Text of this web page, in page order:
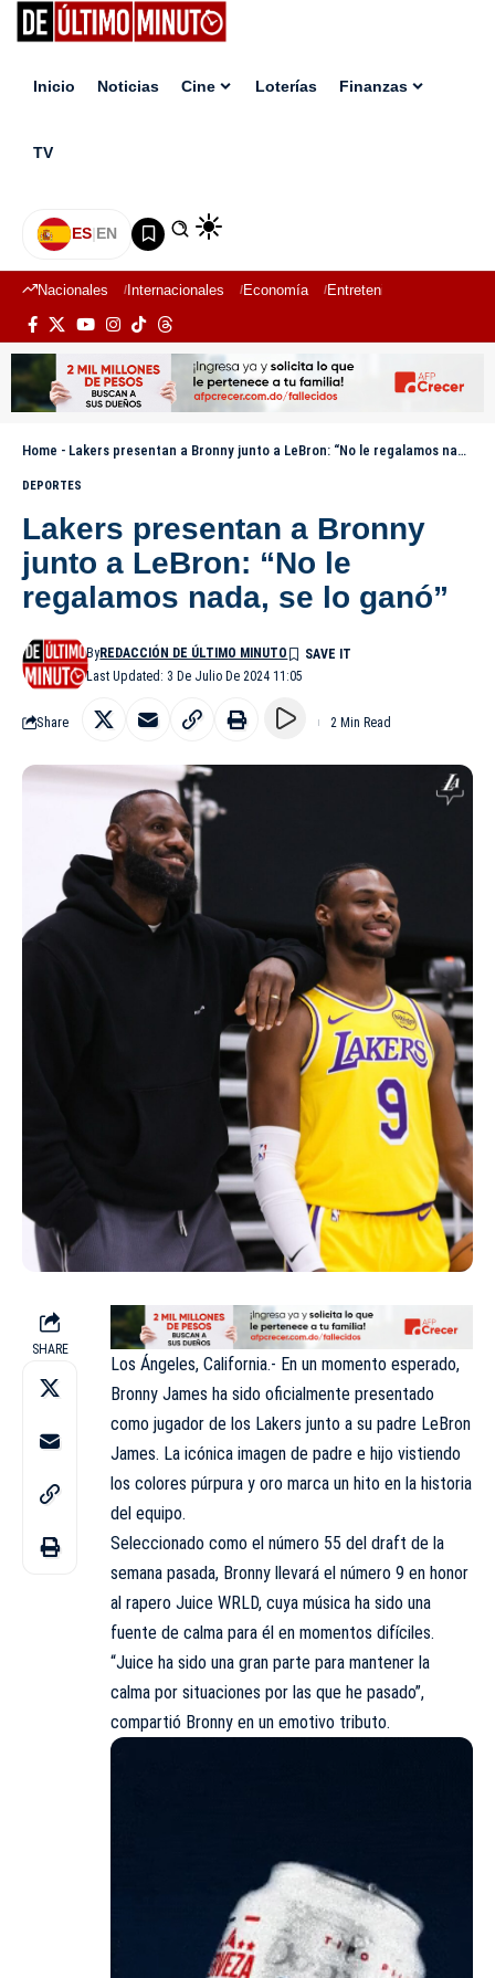
Inicio Noticias Cine Loterías Finanzas
TV
ES|EN
Nacionales Internacionales Economía Entretenimiento
Home - Lakers presentan a Bronny junto a LeBron: “No le regalamos nada, se lo ganó”
DEPORTES
Lakers presentan a Bronny
junto a LeBron: “No le
regalamos nada, se lo ganó”
Last Updated: 3 De Julio De 2024 11:05
ByREDACCIÓN DE ÚLTIMO MINUTO
Share 2 Min Read
SHARE
Los Ángeles, California.- En un momento esperado,
Bronny James ha sido oficialmente presentado
como jugador de los Lakers junto a su padre LeBron
James. La icónica imagen de padre e hijo vistiendo
los colores púrpura y oro marca un hito en la historia
del equipo.
Seleccionado como el número 55 del draft de la
semana pasada, Bronny llevará el número 9 en honor
al rapero Juice WRLD, cuya música ha sido una
fuente de calma para él en momentos difíciles.
“Juice ha sido una gran parte para mantener la
calma por situaciones por las que he pasado”,
compartió Bronny en un emotivo tributo.